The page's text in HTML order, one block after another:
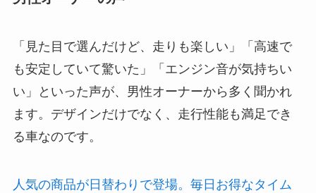
「見た目で選んだけど、走りも楽しい」「高速で
も安定していて驚いた」「エンジン音が気持ちい
い」といった声が、男性オーナーから多く聞かれ
ます。デザインだけでなく、走行性能も満足でき
る車なのです。
人気の商品が日替わりで登場。毎日お得なタイム